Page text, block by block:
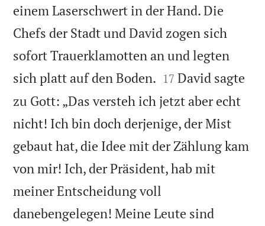
einem Laserschwert in der Hand. Die
Chefs der Stadt und David zogen sich
sofort Trauerklamotten an und legten
sich platt auf den Boden. 

17 David sagte
zu Gott: „Das versteh ich jetzt aber echt
nicht! Ich bin doch derjenige, der Mist
gebaut hat, die Idee mit der Zählung kam
von mir! Ich, der Präsident, hab mit
meiner Entscheidung voll
danebengelegen! Meine Leute sind